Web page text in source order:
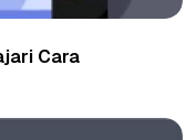
Cara